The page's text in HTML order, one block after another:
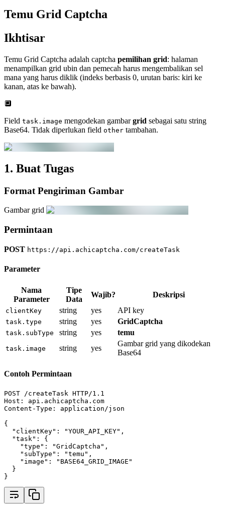
Temu Grid Captcha
Ikhtisar
Temu Grid Captcha adalah captcha pemilihan grid: halaman
menampilkan grid ubin dan pemecah harus mengembalikan sel
mana yang harus diklik (indeks berbasis 0, urutan baris: kiri ke
kanan, atas ke bawah).
🔲
Field task.image mengodekan gambargrid sebagai satu string
Base64. Tidak diperlukan field other tambahan.
1. Buat Tugas
Format Pengiriman Gambar
Gambar grid
Permintaan
POST https://api.achicaptcha.com/createTask
Parameter
Nama
Parameter
Tipe
Data
Wajib? Deskripsi
clientKey string yes API key
task.type string yes GridCaptcha
task.subType string yes temu
task.image string yes
Gambar grid yang dikodekan
Base64
Contoh Permintaan
POST /createTask HTTP/1.1
Host: api.achicaptcha.com
Content-Type: application/json
{
"clientKey" : "YOUR_API_KEY" ,
"task" :
{
"type" : "GridCaptcha" ,
"subType" : "temu" ,
"image" :
"BASE64_GRID_IMAGE"
  }
}